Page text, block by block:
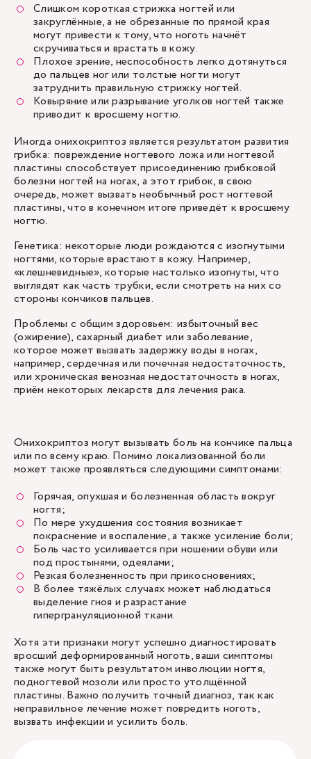
Слишком короткая стрижка ногтей или
закруглённые, а не обрезанные по прямой края
могут привести к тому, что ноготь начнёт
скручиваться и врастать в кожу.
Плохое зрение, неспособность легко дотянуться
до пальцев ног или толстые ногти могут
затруднить правильную стрижку ногтей.
Ковыряние или разрывание уголков ногтей также
приводит к вросшему ногтю.
Иногда онихокриптоз является результатом развития
грибка: повреждение ногтевого ложа или ногтевой
пластины способствует присоединению грибковой
болезни ногтей на ногах, а этот грибок, в свою
очередь, может вызвать необычный рост ногтевой
пластины, что в конечном итоге приведёт к вросшему
ногтю.
Генетика: некоторые люди рождаются с изогнутыми
ногтями, которые врастают в кожу. Например,
«клешневидные», которые настолько изогнуты, что
выглядят как часть трубки, если смотреть на них со
стороны кончиков пальцев.
Проблемы с общим здоровьем: избыточный вес
(ожирение), сахарный диабет или заболевание,
которое может вызвать задержку воды в ногах,
например, сердечная или почечная недостаточность,
или хроническая венозная недостаточность в ногах,
приём некоторых лекарств для лечения рака.
Онихокриптоз могут вызывать боль на кончике пальца
или по всему краю. Помимо локализованной боли
может также проявляться следующими симптомами:
Горячая, опухшая и болезненная область вокруг
ногтя;
По мере ухудшения состояния возникает
покраснение и воспаление, а также усиление боли;
Боль часто усиливается при ношении обуви или
под простынями, одеялами;
Резкая болезненность при прикосновениях;
В более тяжёлых случаях может наблюдаться
выделение гноя и разрастание
гипергрануляционной ткани.
Хотя эти признаки могут успешно диагностировать
вросший деформированный ноготь, ваши симптомы
также могут быть результатом инволюции ногтя,
подногтевой мозоли или просто утолщённой
пластины. Важно получить точный диагноз, так как
неправильное лечение может повредить ноготь,
вызвать инфекции и усилить боль.